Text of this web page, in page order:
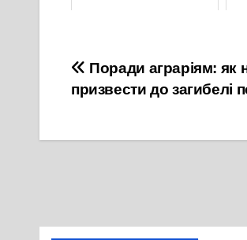
Навігація
записів
Поради аграріям: як
призвести до загибелі